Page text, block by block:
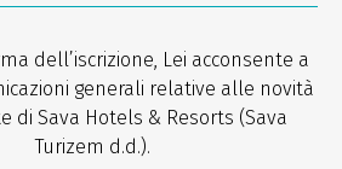
dell’iscrizione, Lei acconsente a
generali relative alle novità
di Sava Hotels & Resorts (Sava
Turizem d.d.).